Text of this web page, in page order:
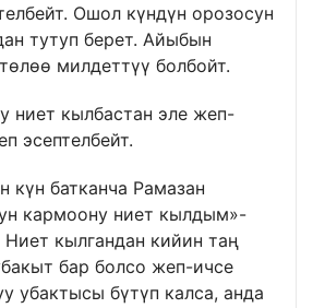
Ошол күндүн орозосун
тутуп берет. Айыбын
милдеттүү болбойт.
ниет кылбастан эле жеп-
эсептелбейт.
күн батканча Рамазан
кармоону ниет кылдым»-
Ниет кылгандан кийин таң
бар болсо жеп-ичсе
убактысы бүтүп калса, анда